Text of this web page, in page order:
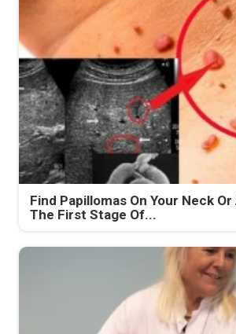
Find Papillomas On Your Neck
The First Stage Of...